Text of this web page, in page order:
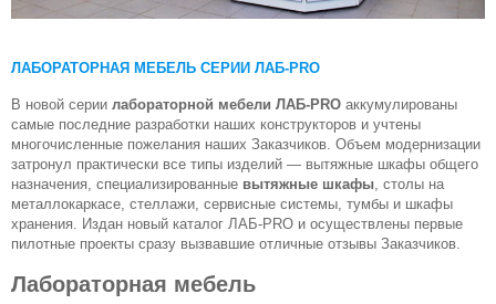
ЛАБОРАТОРНАЯ МЕБЕЛЬ СЕРИИ ЛАБ-PRO
В новой серии лабораторной мебели ЛАБ-PRO аккумулированы
самые последние разработки наших конструкторов и учтены
многочисленные пожелания наших Заказчиков. Объем модернизации
затронул практически все типы изделий — вытяжные шкафы общего
назначения, специализированные вытяжные шкафы, столы на
металлокаркасе, стеллажи, сервисные системы, тумбы и шкафы
хранения. Издан новый каталог ЛАБ-PRO и осуществлены первые
пилотные проекты сразу вызвавшие отличные отзывы Заказчиков.
Лабораторная мебель